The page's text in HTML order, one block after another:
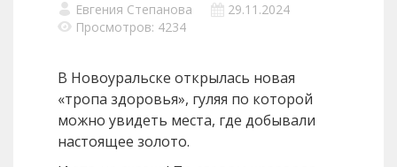
Евгения Степанова
29.11.2024
Просмотров: 4234
В Новоуральске открылась новая
«тропа здоровья», гуляя по которой
можно увидеть места, где добывали
настоящее золото.